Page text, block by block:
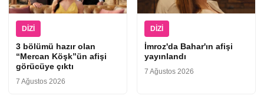
DIZI
3 bölümü hazır olan
“Mercan Köşk”ün afişi
görücüye çıktı
7 Ağustos 2026
DIZI
İmroz'da Bahar'ın afişi
yayınlandı
7 Ağustos 2026